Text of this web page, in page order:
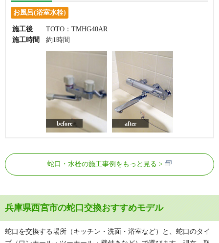
お風呂(浴室水栓)
施工後
TOTO：TMHG40AR
施工時間
約1時間
before after
蛇口・水栓の施工事例をもっと見る
兵庫県西宮市の蛇口交換おすすめモデル
蛇口を交換する場所（キッチン・洗面・浴室など）と、蛇口のタイ